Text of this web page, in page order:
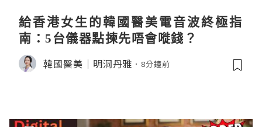
給香港女生的韓國醫美電音波終極指
南：5台儀器點揀先唔會嘥錢？
韓國醫美｜明洞丹雅 8分鐘前